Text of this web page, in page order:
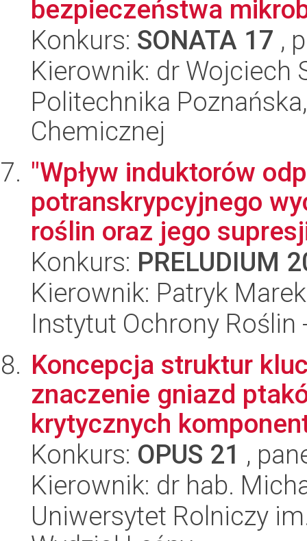
bezpieczeństwa
Konkurs: SONATA 17 ,
Kierownik: dr Wojciech
Politechnika
Chemicznej
"Wpływ induktorów
potranskrypcyjnego
roślin oraz jego
Konkurs: PRELUDIUM
Kierownik: Patryk
Instytut Ochrony
Koncepcja struktur
znaczenie gniazd
krytycznych
Konkurs: OPUS 21 ,
Kierownik: dr hab.
Uniwersytet Rolniczy